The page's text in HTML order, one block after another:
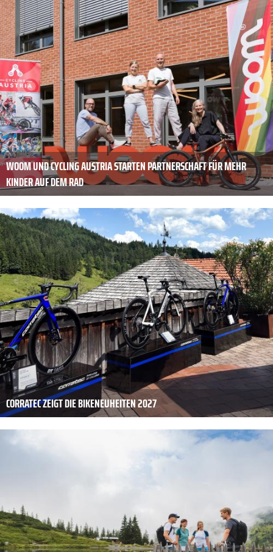
WOOM UND CYCLING AUSTRIA STARTEN PARTNERSCHAFT FÜR MEHR
KINDER AUF DEM RAD
CORRATEC ZEIGT DIE BIKENEUHEITEN 2027